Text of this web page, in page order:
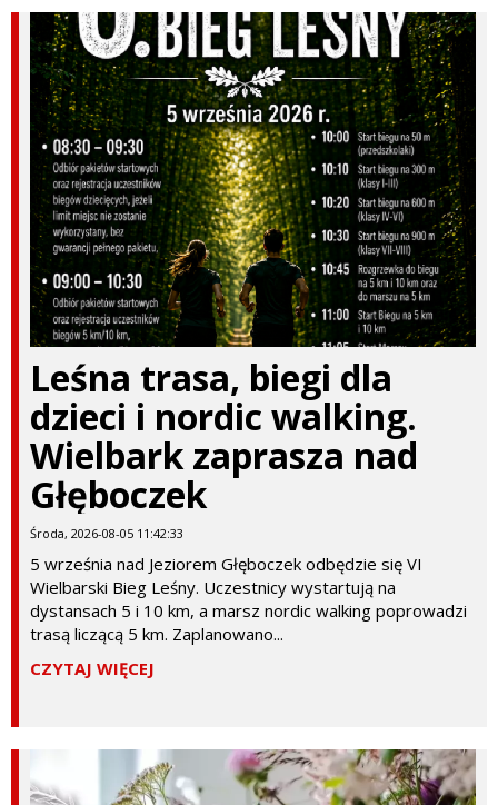
Leśna trasa, biegi dla
dzieci i nordic walking.
Wielbark zaprasza nad
Głęboczek
Środa, 2026-08-05 11:42:33
5 września nad Jeziorem Głęboczek odbędzie się VI
Wielbarski Bieg Leśny. Uczestnicy wystartują na
dystansach 5 i 10 km, a marsz nordic walking poprowadzi
trasą liczącą 5 km. Zaplanowano...
CZYTAJ WIĘCEJ